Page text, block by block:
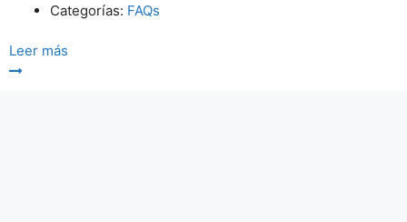
Categorías: FAQs
Leer más